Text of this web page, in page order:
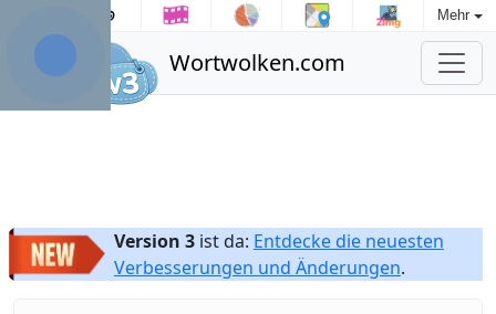
Mehr
Wortwolken.com
Version 3ist da: Entdecke die neuesten
Verbesserungen und Änderungen.